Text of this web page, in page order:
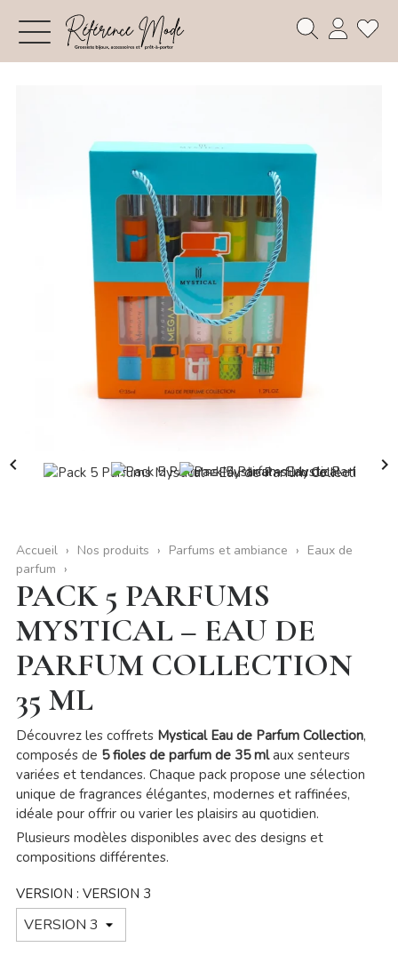
 
Accueil Nos produits Parfums et ambiance
Eaux de
parfum
PACK 5 PARFUMS
MYSTICAL – EAU DE
PARFUM COLLECTION
35 ML
Découvrez les coffrets Mystical Eau de Parfum Collection,
composés de 5 fioles de parfum de 35 mlaux senteurs
variées et tendances. Chaque pack propose une sélection
unique de fragrances élégantes, modernes et raffinées,
idéale pour offrir ou varier les plaisirs au quotidien.
Plusieurs modèles disponibles avec des designs et
compositions différentes.
VERSION : VERSION 3